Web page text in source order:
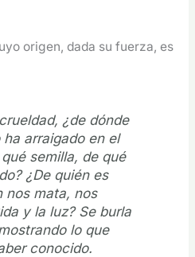
origen, dada su fuerza, es
¿de dónde
ha arraigado en el
semilla, de qué
¿De quién es
nos mata, nos
y la luz? Se burla
lo que
conocido.